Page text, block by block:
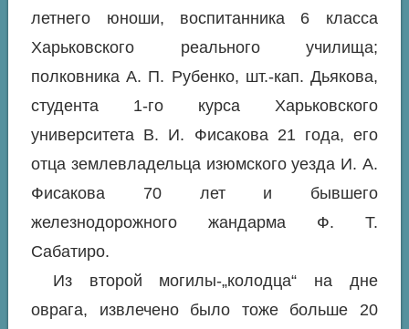
летнего юноши, воспитанника 6 класса
Харьковского реального училища;
полковника А. П. Рубенко, шт.-кап. Дьякова,
студента 1-го курса Харьковского
университета В. И. Фисакова 21 года, его
отца землевладельца изюмского уезда И. А.
Фисакова 70 лет и бывшего
железнодорожного жандарма Ф. Т.
Сабатиро.
Из второй могилы-„колодца“ на дне
оврага, извлечено было тоже больше 20